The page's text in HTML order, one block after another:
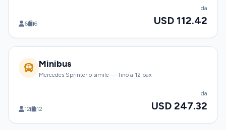
6 6
da
USD 112.42
Minibus
Mercedes Sprinter o simile — fino a 12 pax
12 12
da
USD 247.32